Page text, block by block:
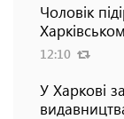
Чоловік
12:10
У Харкові